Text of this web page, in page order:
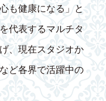
も健康になる」と
代表するマルチタ
、現在スタジオか
ど各界で活躍中の